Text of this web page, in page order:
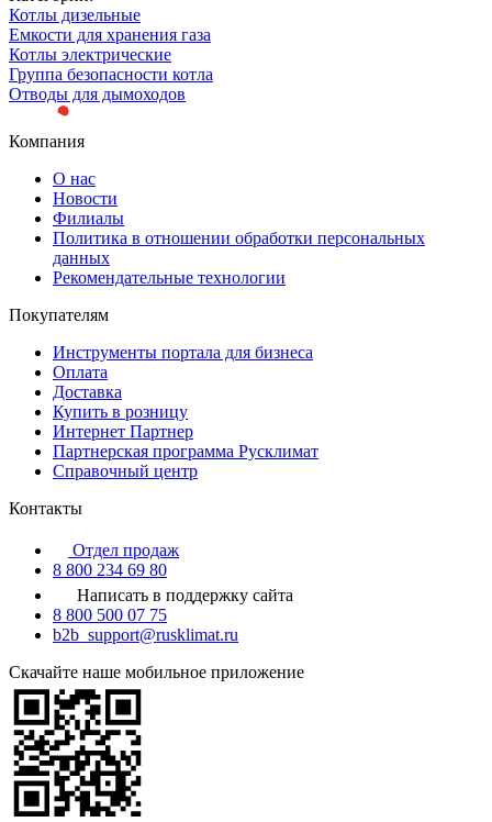
Котлы дизельные
Емкости для хранения газа
Котлы электрические
Группа безопасности котла
Отводы для дымоходов
Компания
О нас
Новости
Филиалы
Политика в отношении обработки персональных
данных
Рекомендательные технологии
Покупателям
Инструменты портала для бизнеса
Оплата
Доставка
Купить в розницу
Интернет Партнер
Партнерская программа Русклимат
Справочный центр
Контакты
Отдел продаж
8 800 234 69 80
Написать в поддержку сайта
8 800 500 07 75
b2b_support@rusklimat.ru
Скачайте наше мобильное приложение